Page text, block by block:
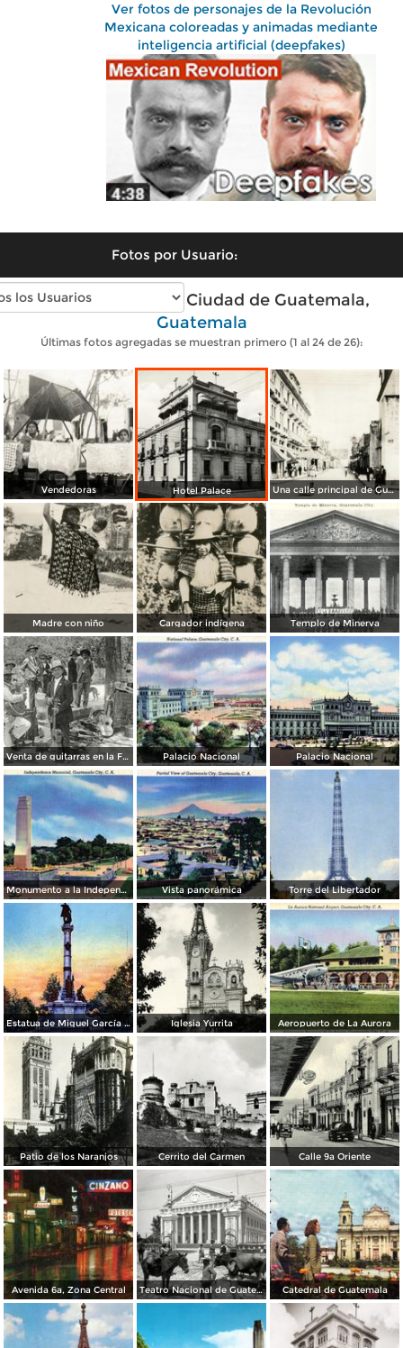
Ver fotos de personajes de la Revolución
Mexicana coloreadas y animadas mediante
inteligencia artificial (deepfakes)
Fotos por Usuario:
Fotos antiguas de Ciudad de Guatemala,
Guatemala
Últimas fotos agregadas se muestran primero (1 al 24 de 26):
Vendedoras Hotel Palace Una calle principal de Guatemala
Madre con niño Cargador indígena Templo de Minerva
Venta de guitarras en la Feria de Agosto Palacio Nacional Palacio Nacional
Monumento a la Independencia Vista panorámica Torre del Libertador
Estatua de Miguel García Granados Iglesia Yurrita Aeropuerto de La Aurora
Patio de los Naranjos Cerrito del Carmen Calle 9a Oriente
Avenida 6a, Zona Central Teatro Nacional de Guatemala Catedral de Guatemala